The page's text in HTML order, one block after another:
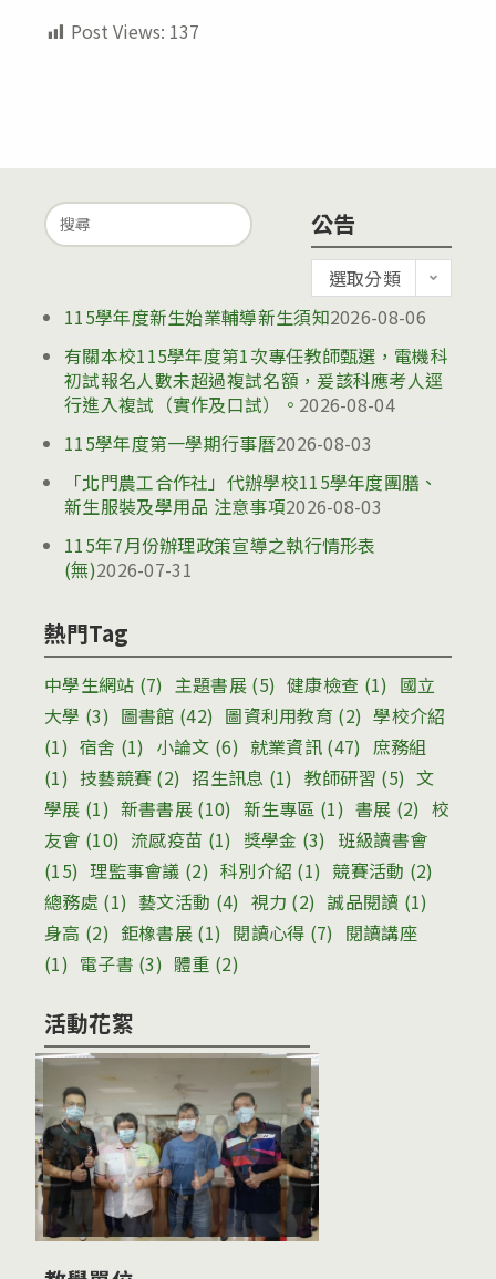
Post Views: 137
Search
for:
公告
告
選取分類
115學年度新生始業輔導新生須知2026-08-06
有關本校115學年度第1次專任教師甄選，電機科
初試報名人數未超過複試名額，爰該科應考人逕
行進入複試（實作及口試）。 2026-08-04
115學年度第一學期行事曆2026-08-03
「北門農工合作社」代辦學校115學年度團膳、
新生服裝及學用品 注意事項2026-08-03
115年7月份辦理政策宣導之執行情形表
(無)2026-07-31
熱門Tag
中學生網站 (7) 主題書展(5) 健康檢查 (1) 國立
大學 (3) 圖書館 (42) 圖資利用教育 (2) 學校介紹
(1) 宿舍 (1) 小論文 (6) 就業資訊 (47) 庶務組
(1) 技藝競賽 (2) 招生訊息 (1) 教師研習 (5) 文
學展 (1) 新書書展 (10) 新生專區 (1) 書展 (2) 校
友會 (10) 流感疫苗 (1) 獎學金 (3) 班級讀書會
(15) 理監事會議 (2) 科別介紹 (1) 競賽活動 (2)
總務處 (1) 藝文活動 (4) 視力 (2) 誠品閱讀 (1)
身高 (2) 鉅橡書展 (1) 閱讀心得 (7) 閱讀講座
(1) 電子書 (3) 體重 (2)
活動花絮